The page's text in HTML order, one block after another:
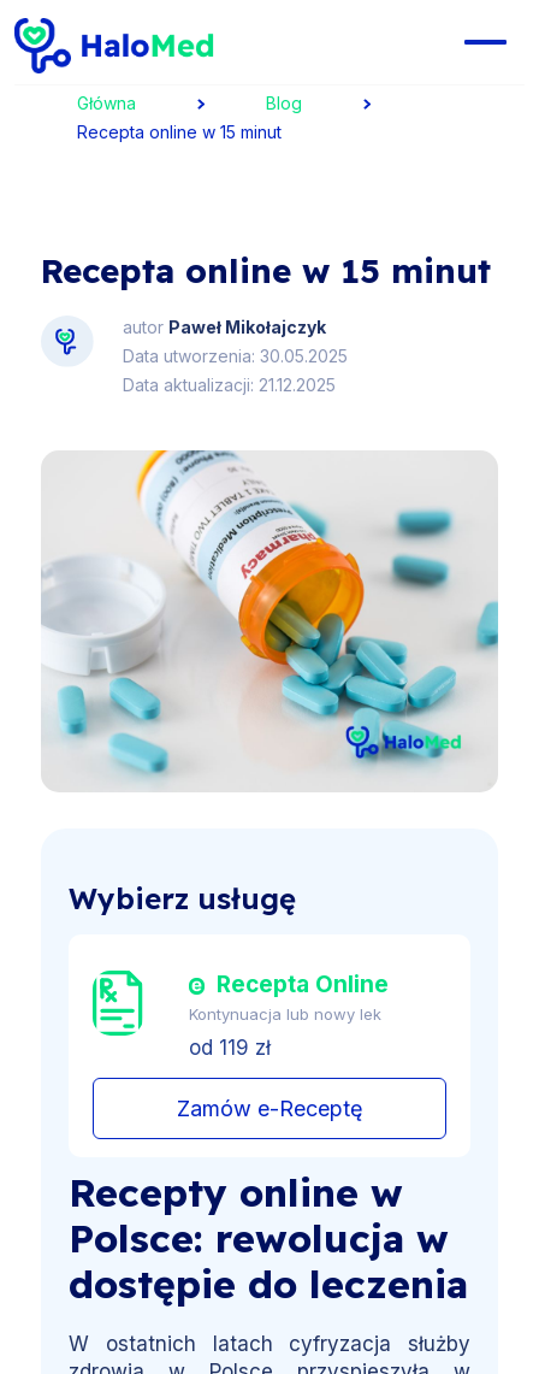
Główna
Blog
Recepta online w 15 minut
Recepta online w 15 minut
autor Paweł Mikołajczyk
Data utworzenia: 30.05.2025
Data aktualizacji: 21.12.2025
Wybierz usługę
Recepta Online
Kontynuacja lub nowy lek
od 119 zł
Zamów e-Receptę
Recepty online w
Polsce: rewolucja w
dostępie do leczenia
W ostatnich latach cyfryzacja służby